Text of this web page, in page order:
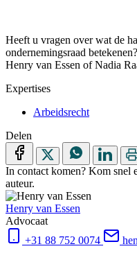
Heeft u vragen over wat de
ondernemingsraad
Henry van Essen of Nadia
Expertises
Arbeidsrecht
Delen
In contact komen? Kom snel
auteur.
Henry van Essen
Advocaat
+31 88 752 0074